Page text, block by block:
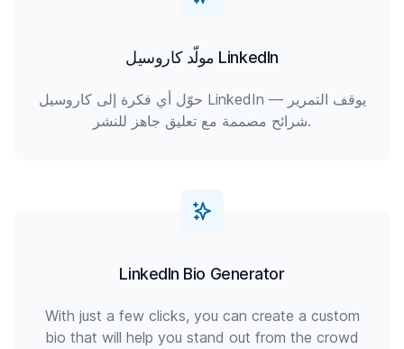
مولّد كاروسيل LinkedIn
حوّل أي فكرة إلى كاروسيل LinkedIn يوقف التمرير —
شرائح مصممة مع تعليق جاهز للنشر.
LinkedIn Bio Generator
With just a few clicks, you can create a custom
bio that will help you stand out from the crowd